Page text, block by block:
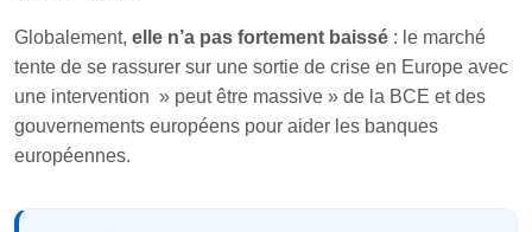
Globalement, elle n’a pas fortement baissé : le marché
tente de se rassurer sur une sortie de crise en Europe avec
une intervention » peut être massive » de la BCE et des
gouvernements européens pour aider les banques
européennes.